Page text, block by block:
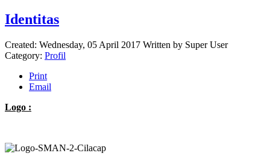
Identitas
Created: Wednesday, 05 April 2017 Written by Super User
Category: Profil
Print
Email
Logo :